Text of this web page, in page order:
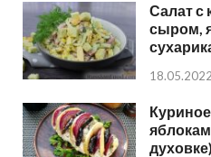
Салат с
сыром,
18.05.2022
духовке)